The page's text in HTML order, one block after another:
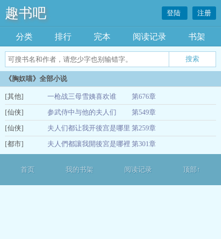
趣书吧 登陆 注册
分类 排行 完本 阅读记录 书架
《胸奴喵》全部小说
[其他] 一枪战三母雪姨喜欢谁 第676章
[仙侠] 参武侍中与他的夫人们 第549章
[仙侠] 夫人们都让我开後宫是哪里
搞错了吧
第259章
[都市] 夫人們都讓我開後宮是哪裡 第301章
首页
我的书架 阅读记录 顶部↑